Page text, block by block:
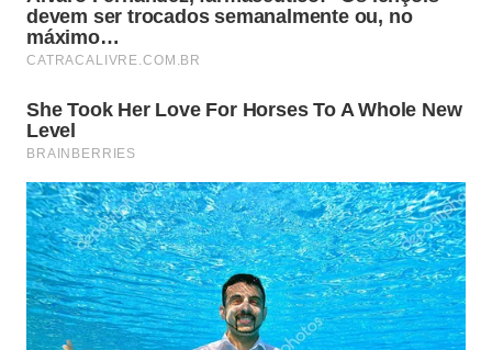
Essa união estratégica protege a fibra
capilar contra danos severos.
Essa combinação exata atua de maneira precisa
para sanar os problemas comuns que ocorrem
durante a aplicação doméstica. Destacamos os
principais pontos desse método indispensável que
ajudam a melhorar consideravelmente a sua beleza